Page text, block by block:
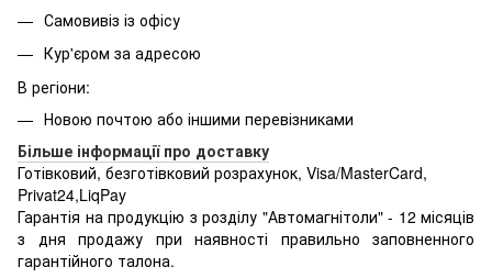
Самовивіз із офісу
Кур'єром за адресою
В регіони:
Новою почтою або іншими перевізниками
Більше інформації про доставку
Готівковий, безготівковий розрахунок, Visa/MasterCard,
Privat24,LiqPay
Гарантія на продукцію з розділу "Автомагнітоли" - 12 місяців
з дня продажу при наявності правильно заповненного
гарантійного талона.